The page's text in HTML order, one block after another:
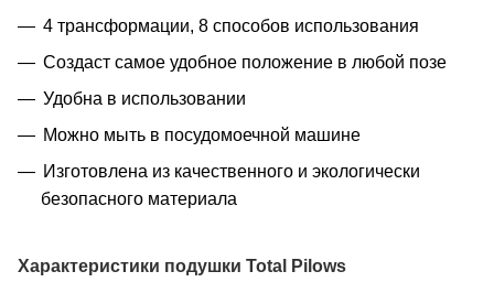
4 трансформации, 8 способов использования
Создаст самое удобное положение в любой позе
Удобна в использовании
Можно мыть в посудомоечной машине
Изготовлена из качественного и экологически
безопасного материала
Характеристики подушки Total Pilows